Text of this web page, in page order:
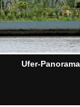
Ufer-Panorama